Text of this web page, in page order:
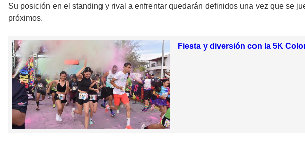
Su posición en el standing y rival a enfrentar quedarán definidos una vez que se
próximos.
Fiesta y diversión con la 5K